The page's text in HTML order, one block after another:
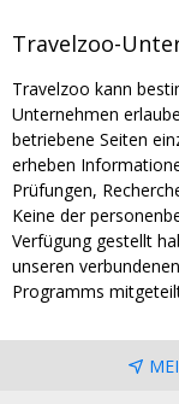
Travelzoo-
Travelzoo kann
Unternehmen
betriebene Seiten
erheben
Prüfungen,
Keine der
Verfügung gestellt
unseren
Programms